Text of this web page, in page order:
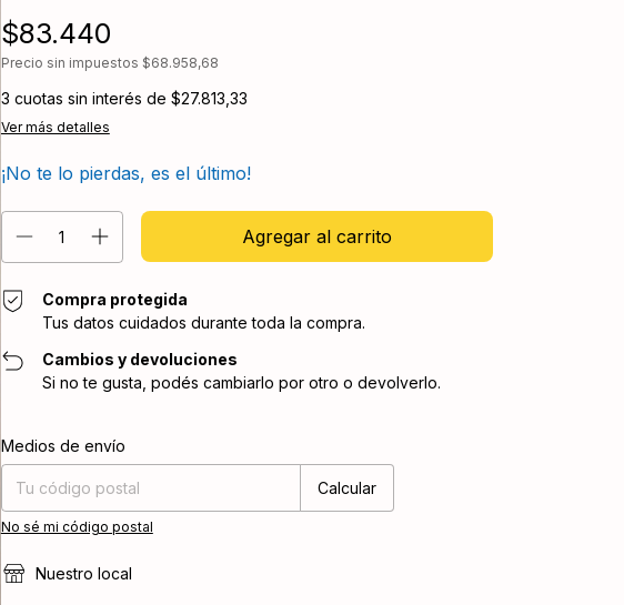
$83.440
Precio sin impuestos $68.958,68
3 cuotas sin interés de $27.813,33
Ver más detalles
¡No te lo pierdas, es el último!
Compra protegida
Tus datos cuidados durante toda la compra.
Cambios y devoluciones
Si no te gusta, podés cambiarlo por otro o devolverlo.
Entregas para el CP:
Medios de envío
Calcular
No sé mi código postal
Nuestro local